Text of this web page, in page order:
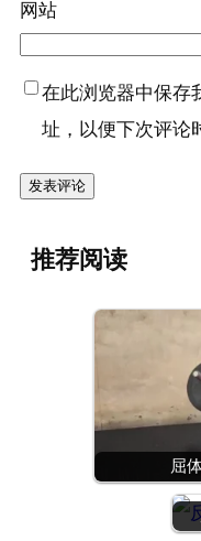
网站
在此浏览器中保存
址，以便下次评论
推荐阅读
屈